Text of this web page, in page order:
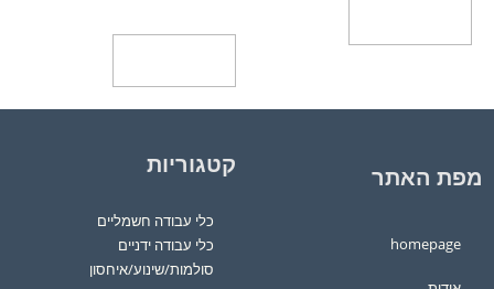
מפת האתר
homepage
קטגוריות
כלי עבודה חשמליים
כלי עבודה ידניים
סולמות/שינוע/איחסון